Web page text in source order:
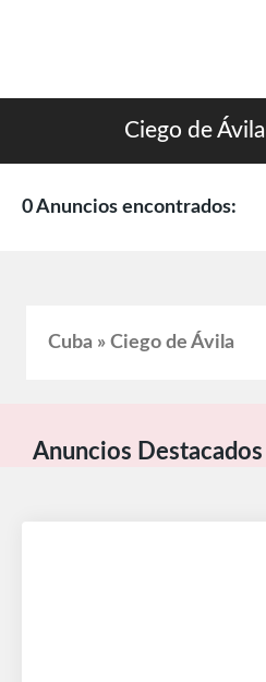
Ciego de Ávila
0 Anuncios encontrados:
Cuba » Ciego de Ávila
Anuncios Destacados